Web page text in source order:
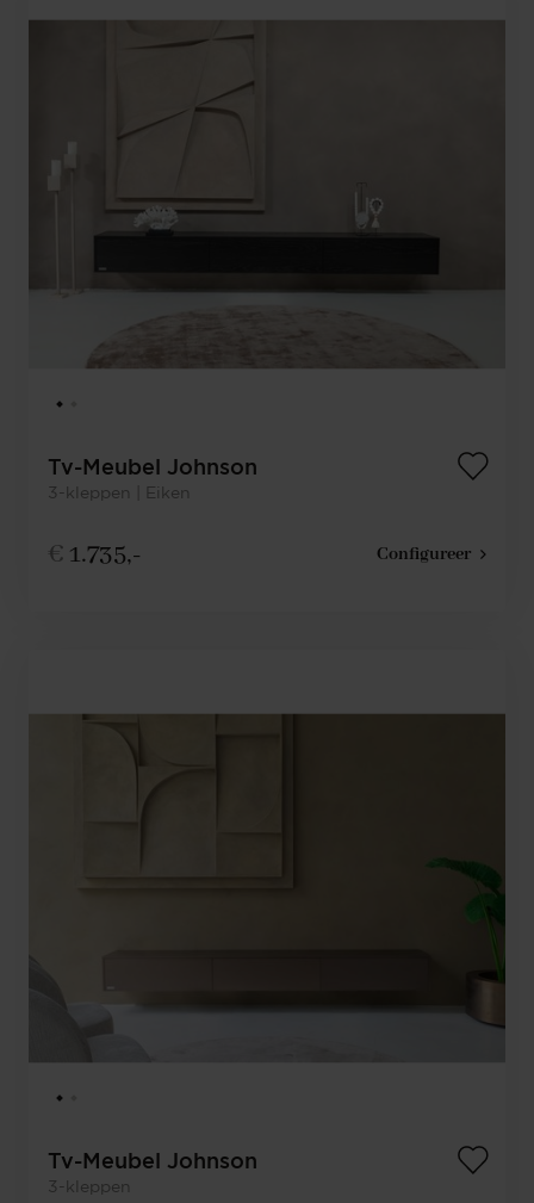
Tv-Meubel Johnson
3-kleppen | Eiken
€ 1.735,- Configureer
Tv-Meubel Johnson
3-kleppen